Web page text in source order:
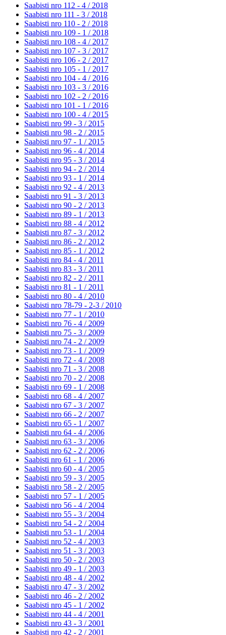
Saabisti nro 112 - 4 / 2018
Saabisti nro 111 - 3 / 2018
Saabisti nro 110 - 2 / 2018
Saabisti nro 109 - 1 / 2018
Saabisti nro 108 - 4 / 2017
Saabisti nro 107 - 3 / 2017
Saabisti nro 106 - 2 / 2017
Saabisti nro 105 - 1 / 2017
Saabisti nro 104 - 4 / 2016
Saabisti nro 103 - 3 / 2016
Saabisti nro 102 - 2 / 2016
Saabisti nro 101 - 1 / 2016
Saabisti nro 100 - 4 / 2015
Saabisti nro 99 - 3 / 2015
Saabisti nro 98 - 2 / 2015
Saabisti nro 97 - 1 / 2015
Saabisti nro 96 - 4 / 2014
Saabisti nro 95 - 3 / 2014
Saabisti nro 94 - 2 / 2014
Saabisti nro 93 - 1 / 2014
Saabisti nro 92 - 4 / 2013
Saabisti nro 91 - 3 / 2013
Saabisti nro 90 - 2 / 2013
Saabisti nro 89 - 1 / 2013
Saabisti nro 88 - 4 / 2012
Saabisti nro 87 - 3 / 2012
Saabisti nro 86 - 2 / 2012
Saabisti nro 85 - 1 / 2012
Saabisti nro 84 - 4 / 2011
Saabisti nro 83 - 3 / 2011
Saabisti nro 82 - 2 / 2011
Saabisti nro 81 - 1 / 2011
Saabisti nro 80 - 4 / 2010
Saabisti nro 78-79 - 2-3 / 2010
Saabisti nro 77 - 1 / 2010
Saabisti nro 76 - 4 / 2009
Saabisti nro 75 - 3 / 2009
Saabisti nro 74 - 2 / 2009
Saabisti nro 73 - 1 / 2009
Saabisti nro 72 - 4 / 2008
Saabisti nro 71 - 3 / 2008
Saabisti nro 70 - 2 / 2008
Saabisti nro 69 - 1 / 2008
Saabisti nro 68 - 4 / 2007
Saabisti nro 67 - 3 / 2007
Saabisti nro 66 - 2 / 2007
Saabisti nro 65 - 1 / 2007
Saabisti nro 64 - 4 / 2006
Saabisti nro 63 - 3 / 2006
Saabisti nro 62 - 2 / 2006
Saabisti nro 61 - 1 / 2006
Saabisti nro 60 - 4 / 2005
Saabisti nro 59 - 3 / 2005
Saabisti nro 58 - 2 / 2005
Saabisti nro 57 - 1 / 2005
Saabisti nro 56 - 4 / 2004
Saabisti nro 55 - 3 / 2004
Saabisti nro 54 - 2 / 2004
Saabisti nro 53 - 1 / 2004
Saabisti nro 52 - 4 / 2003
Saabisti nro 51 - 3 / 2003
Saabisti nro 50 - 2 / 2003
Saabisti nro 49 - 1 / 2003
Saabisti nro 48 - 4 / 2002
Saabisti nro 47 - 3 / 2002
Saabisti nro 46 - 2 / 2002
Saabisti nro 45 - 1 / 2002
Saabisti nro 44 - 4 / 2001
Saabisti nro 43 - 3 / 2001
Saabisti nro 42 - 2 / 2001